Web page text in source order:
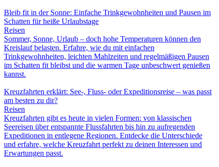
Bleib fit in der Sonne: Einfache Trinkgewohnheiten und Pausen im
Schatten für heiße Urlaubstage
Reisen
Sommer, Sonne, Urlaub – doch hohe Temperaturen können den
Kreislauf belasten. Erfahre, wie du mit einfachen
Trinkgewohnheiten, leichten Mahlzeiten und regelmäßigen Pausen
im Schatten fit bleibst und die warmen Tage unbeschwert genießen
kannst.
Kreuzfahrten erklärt: See-, Fluss- oder Expeditionsreise – was passt
am besten zu dir?
Reisen
Kreuzfahrten gibt es heute in vielen Formen: von klassischen
Seereisen über entspannte Flussfahrten bis hin zu aufregenden
Expeditionen in entlegene Regionen. Entdecke die Unterschiede
und erfahre, welche Kreuzfahrt perfekt zu deinen Interessen und
Erwartungen passt.